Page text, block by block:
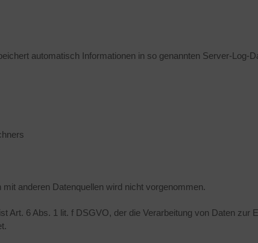
automatisch Informationen in so genannten Server-Log-
anderen Datenquellen wird nicht vorgenommen.
Art. 6 Abs. 1 lit. f DSGVO, der die Verarbeitung von Daten zur